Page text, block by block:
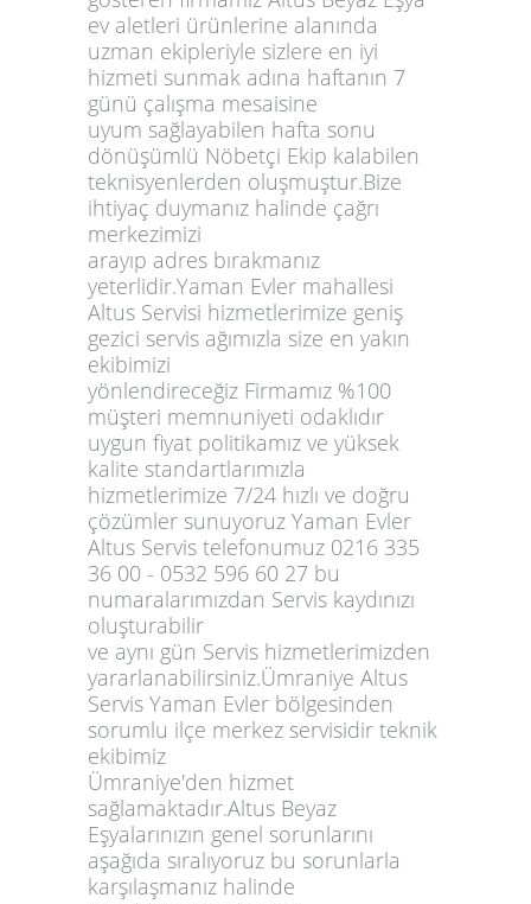
ev aletleri ürünlerine alanında
uzman ekipleriyle sizlere en iyi
hizmeti sunmak adına haftanın 7
günü çalışma mesaisine
uyum sağlayabilen hafta sonu
dönüşümlü Nöbetçi Ekip kalabilen
teknisyenlerden oluşmuştur.Bize
ihtiyaç duymanız halinde çağrı
merkezimizi
arayıp adres bırakmanız
yeterlidir.Yaman Evler mahallesi
Altus Servisi hizmetlerimize geniş
gezici servis ağımızla size en yakın
ekibimizi
yönlendireceğiz Firmamız %100
müşteri memnuniyeti odaklıdır
uygun fiyat politikamız ve yüksek
kalite standartlarımızla
hizmetlerimize 7/24 hızlı ve doğru
çözümler sunuyoruz Yaman Evler
Altus Servis telefonumuz 0216 335
36 00 - 0532 596 60 27 bu
numaralarımızdan Servis kaydınızı
oluşturabilir
ve aynı gün Servis hizmetlerimizden
yararlanabilirsiniz.Ümraniye Altus
Servis Yaman Evler bölgesinden
sorumlu ilçe merkez servisidir teknik
ekibimiz
Ümraniye'den hizmet
sağlamaktadır.Altus Beyaz
Eşyalarınızın genel sorunlarını
aşağıda sıralıyoruz bu sorunlarla
karşılaşmanız halinde